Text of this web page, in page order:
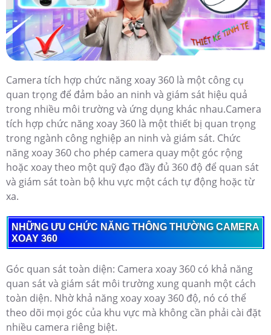
Camera tích hợp chức năng xoay 360 là một công cụ
quan trọng để đảm bảo an ninh và giám sát hiệu quả
trong nhiều môi trường và ứng dụng khác nhau.Camera
tích hợp chức năng xoay 360 là một thiết bị quan trọng
trong ngành công nghiệp an ninh và giám sát. Chức
năng xoay 360 cho phép camera quay một góc rộng
hoặc xoay theo một quỹ đạo đầy đủ 360 độ để quan sát
và giám sát toàn bộ khu vực một cách tự động hoặc từ
xa.
NHỮNG ƯU CHỨC NĂNG THÔNG THƯỜNG CAMERA
XOAY 360
Góc quan sát toàn diện: Camera xoay 360 có khả năng
quan sát và giám sát môi trường xung quanh một cách
toàn diện. Nhờ khả năng xoay xoay 360 độ, nó có thể
theo dõi mọi góc của khu vực mà không cần phải cài đặt
nhiều camera riêng biệt.